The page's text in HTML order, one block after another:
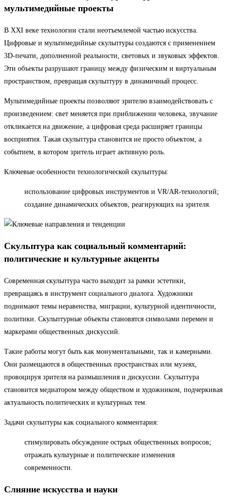
мультимедийные проекты
В XXI веке технологии стали неотъемлемой частью искусства.
Цифровые и мультимедийные скульптуры создаются с применением
3D-печати, дополненной реальности, световых и звуковых эффектов.
Эти объекты разрушают границу между физическим и виртуальным
пространством, превращая скульптуру в динамичный процесс.
Мультимедийные проекты позволяют зрителю взаимодействовать с
произведением: свет меняется при приближении человека, звучание
откликается на движение, а цифровая среда расширяет границы
восприятия. Такая скульптура становится не просто объектом, а
событием, в котором зритель играет активную роль.
Ключевые особенности технологической скульптуры:
использование цифровых инструментов и VR/AR-технологий;
создание динамических объектов, реагирующих на зрителя.
Скульптура как социальный комментарий:
политические и культурные акценты
Современная скульптура часто выходит за рамки эстетики,
превращаясь в инструмент социального диалога. Художники
поднимают темы неравенства, миграции, культурной идентичности,
политики. Скульптурные объекты становятся символами перемен и
маркерами общественных дискуссий.
Такие работы могут быть как монументальными, так и камерными.
Они размещаются в общественных пространствах или музеях,
провоцируя зрителя на размышления и дискуссии. Скульптура
становится медиатором между обществом и художником, подчеркивая
актуальность политических и культурных тем.
Задачи скульптуры как социального комментария:
стимулировать обсуждение острых общественных вопросов;
отражать культурные и политические изменения
современности.
Слияние искусства и науки